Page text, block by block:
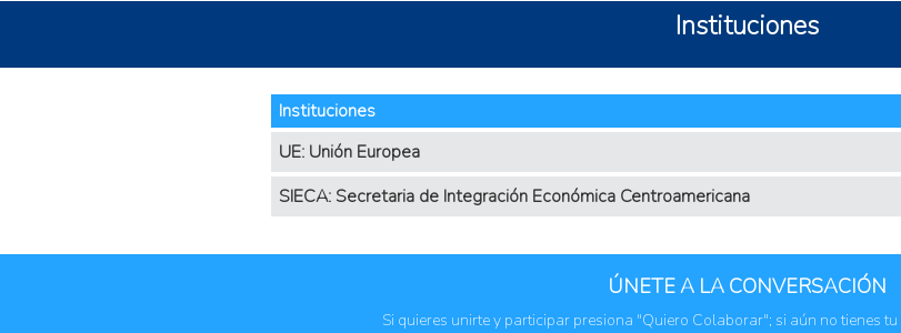
Instituciones
Instituciones
UE: Unión Europea
SIECA: Secretaria de Integración Económica Centroamericana
ÚNETE A LA CONVERSACIÓN
Si quieres unirte y participar presiona "Quiero Colaborar"; si aún no tienes